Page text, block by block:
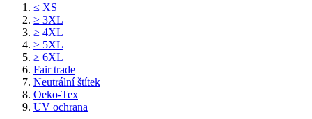
≤ XS
≥ 3XL
≥ 4XL
≥ 5XL
≥ 6XL
Fair trade
Neutrální štítek
Oeko-Tex
UV ochrana